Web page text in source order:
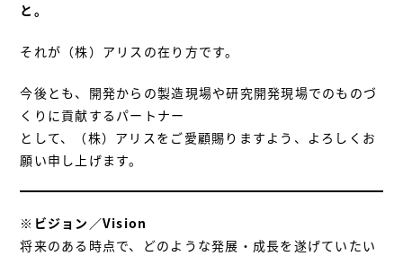
と。
それが（株）アリスの在り方です。
今後とも、開発からの製造現場や研究開発現場でのものづ
くりに貢献するパートナー
として、（株）アリスをご愛顧賜りますよう、よろしくお
願い申し上げます。
※ ビジョン／Vision
将来のある時点で、どのような発展・成長を遂げていたい